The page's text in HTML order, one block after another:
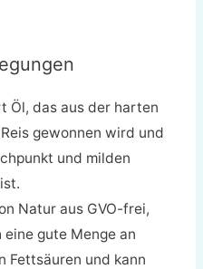
Öl, das aus der harten
gewonnen wird und
und milden
Natur aus GVO-frei,
gute Menge an
Fettsäuren und kann